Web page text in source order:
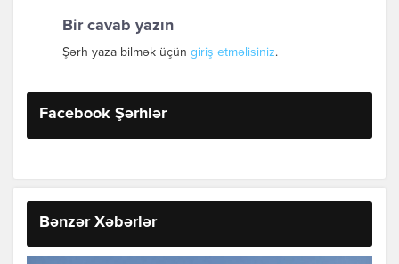
Bir cavab yazın
Şərh yaza bilmək üçün giriş etməlisiniz.
Facebook Şərhlər
Bənzər Xəbərlər